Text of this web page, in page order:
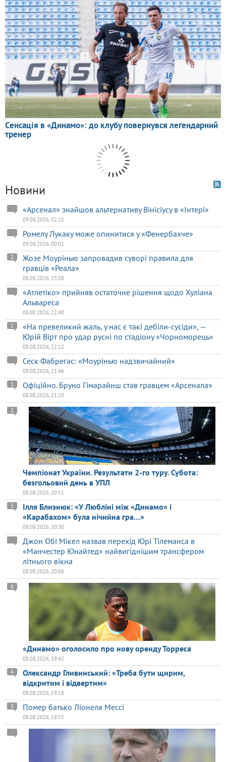
Новини
«Арсенал» знайшов альтернативу Вінісіусу в «Інтері»
09.08.2026, 02:15
Ромелу Лукаку може опинитися у «Фенербахче»
09.08.2026, 00:01
Жозе Моурінью запровадив суворі правила для
гравців «Реала»
2
08.08.2026, 23:08
«Атлетіко» прийняв остаточне рішення щодо Хуліана
Альвареса
08.08.2026, 22:40
«На превеликий жаль, у нас є такі дебіли-сусіди», —
Юрій Вірт про удар русні по стадіону «Чорноморець»
1
08.08.2026, 22:12
Сеск Фабрегас: «Моурінью надзвичайний»
08.08.2026, 21:46
Офіційно. Бруно Гімарайнш став гравцем «Арсенала»
1
08.08.2026, 21:20
Чемпіонат України. Результати 2-го туру. Субота:
безгольовий день в УПЛ
2
08.08.2026, 20:51
Ілля Близнюк: «У Любліні між «Динамо» і
«Карабахом» була нічийна гра…»
5
08.08.2026, 20:30
Джон Обі Мікел назвав перехід Юрі Тілеманса в
«Манчестер Юнайтед» найвигіднішим трансфером
літнього вікна
08.08.2026, 20:06
«Динамо» оголосило про нову оренду Торреса
6
08.08.2026, 19:42
Олександр Гливинський: «Треба бути щирим,
відкритим і відвертим»
4
08.08.2026, 19:18
Помер батько Ліонеля Мессі
3
08.08.2026, 18:55